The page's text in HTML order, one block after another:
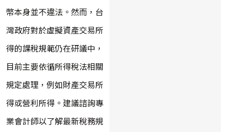
幣本身並不違法。然而，台
灣政府對於虛擬資產交易所
得的課稅規範仍在研議中，
目前主要依循所得稅法相關
規定處理，例如財產交易所
得或營利所得。建議諮詢專
業會計師以了解最新稅務規